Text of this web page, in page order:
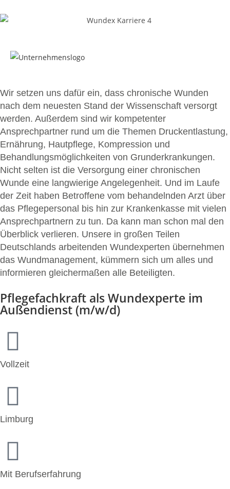
Wir setzen uns dafür ein, dass chronische Wunden
nach dem neuesten Stand der Wissenschaft versorgt
werden. Außerdem sind wir kompetenter
Ansprechpartner rund um die Themen Druckentlastung,
Ernährung, Hautpflege, Kompression und
Behandlungsmöglichkeiten von Grunderkrankungen.
Nicht selten ist die Versorgung einer chronischen
Wunde eine langwierige Angelegenheit. Und im Laufe
der Zeit haben Betroffene vom behandelnden Arzt über
das Pflegepersonal bis hin zur Krankenkasse mit vielen
Ansprechpartnern zu tun. Da kann man schon mal den
Überblick verlieren. Unsere in großen Teilen
Deutschlands arbeitenden Wundexperten übernehmen
das Wundmanagement, kümmern sich um alles und
informieren gleichermaßen alle Beteiligten.
Pflegefachkraft als Wundexperte im
Außendienst (m/w/d)
Vollzeit
Limburg
Mit Berufserfahrung